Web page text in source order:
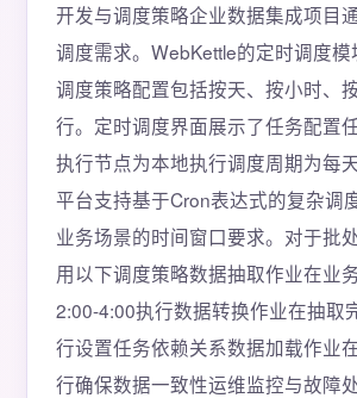
开发与调度策略企业数据集成项目
调度需求。WebKettle的定时调度
调度策略配置包括按天、按小时、
行。定时调度界面展示了任务配置
执行节点为本地执行调度周期为每
平台支持基于Cron表达式的复杂调
业务场景的时间窗口要求。对于批
用以下调度策略数据抽取作业在业
2:00-4:00执行数据转换作业在抽取
行设置任务依赖关系数据加载作业
行确保数据一致性运维监控与故障